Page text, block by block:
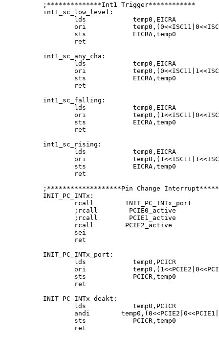
;**************Int1 Trigger************
int1_sc_low_level:
        lds            temp0,EICRA
ori
        sts            EICRA,temp0
        ret
int1_sc_any_cha:
        lds            temp0,EICRA
ori
        sts            EICRA,temp0
        ret
int1_sc_falling:
        lds            temp0,EICRA
ori
        sts            EICRA,temp0
        ret
int1_sc_rising:
        lds            temp0,EICRA
ori
        sts            EICRA,temp0
        ret
;*******************Pin Change
INIT_PC_INTx:
rcall        INIT_PC_INTx_port
        ;rcall        PCIE0_active
        ;rcall        PCIE1_active
        rcall        PCIE2_active
        sei
        ret
INIT_PC_INTx_port:
lds            temp0,PCICR
ori
sts
        ret
INIT_PC_INTx_deakt:
        lds            temp0,PCICR
andi
sts            PCICR,temp0
        ret